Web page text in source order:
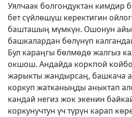
Уялчаак болгондуктан кимдир
бет сүйлөшүш керектигин
башташың мүмкүн. Ошонун
башкалардан бөлүнүп
Бул караңгы бөлмөдө жалгыз
окшош. Андайда коркпой
жарыкты жандырсаң, башкача
коркуп жатканыңды аныктап
кандай негиз жок экенин
коркунучтун үч түрүн карап